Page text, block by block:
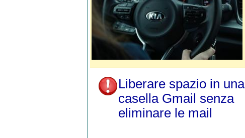
Liberare spazio in una
casella Gmail senza
eliminare le mail